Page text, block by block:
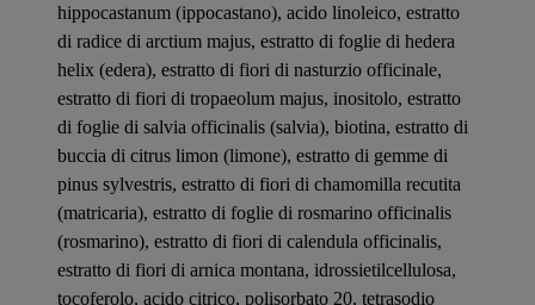
hippocastanum (ippocastano), acido linoleico, estratto
di radice di arctium majus, estratto di foglie di hedera
helix (edera), estratto di fiori di nasturzio officinale,
estratto di fiori di tropaeolum majus, inositolo, estratto
di foglie di salvia officinalis (salvia), biotina, estratto di
buccia di citrus limon (limone), estratto di gemme di
pinus sylvestris, estratto di fiori di chamomilla recutita
(matricaria), estratto di foglie di rosmarino officinalis
(rosmarino), estratto di fiori di calendula officinalis,
estratto di fiori di arnica montana, idrossietilcellulosa,
tocoferolo, acido citrico, polisorbato 20, tetrasodio